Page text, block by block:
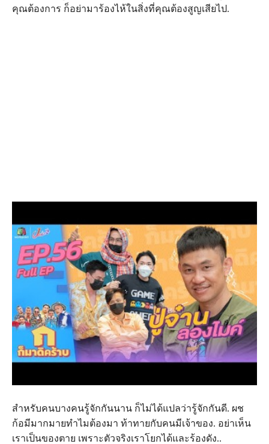
คุณต้องการ ก็อย่ามาร้องไห้ในสิ่งที่คุณต้องสูญเสียไป.
สำหรับคนบางคนรู้จักกันนาน ก็ไม่ได้แปลว่ารู้จักกันดี. ผช
ก้อมีมากมายทำไมต้องมา ท้าทายกับคนมีเจ้าของ. อย่าเห็น
เราเป็นของตาย เพราะตัวจริงเราโยกได้และร้องดัง..